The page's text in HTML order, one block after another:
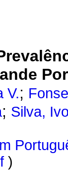
V.;
; Silva,
)